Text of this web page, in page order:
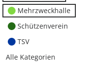
Mehrzweckhalle
Schützenverein
TSV
Alle Kategorien